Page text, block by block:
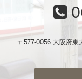
〒577-0056 大阪府東